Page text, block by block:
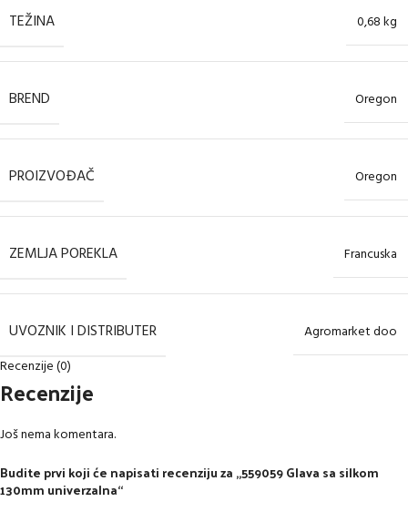
TEŽINA 0,68 kg
BREND Oregon
PROIZVOĐAČ Oregon
ZEMLJA POREKLA Francuska
UVOZNIK I DISTRIBUTER
Agromarket doo
Recenzije (0)
Recenzije
Još nema komentara.
Budite prvi koji će napisati recenziju za „559059 Glava sa silkom
130mm univerzalna“